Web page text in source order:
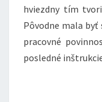
hviezdny tím
Pôvodne mala
pracovné
posledné